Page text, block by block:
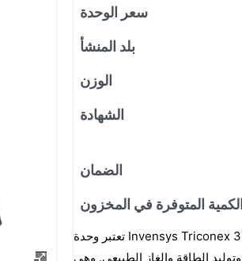
سعر الوحدة
بلد المنشأ
الوزن
الشهادة
الضمان
الكمية المتوفرة في المخزون
تعتبر وحدة Invensys Triconex 3708E وحدة تحكم عالية الموثوقية لأنظمة السلامة من Honeywell،
الطاقة والغاز الطبيعي. وهي